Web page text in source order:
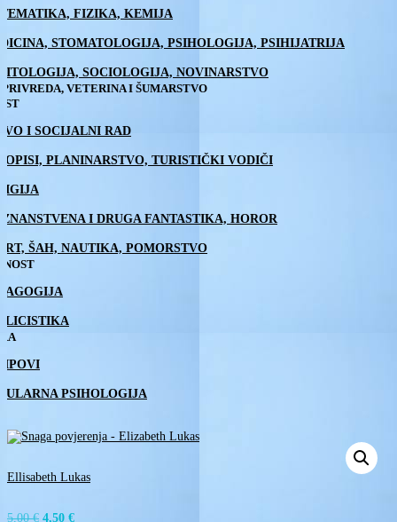
FIZIKA, KEMIJA
STOMATOLOGIJA, PSIHOLOGIJA, PSIHIJATRIJA
SOCIOLOGIJA, NOVINARSTVO
VETERINA I ŠUMARSTVO
I SOCIJALNI RAD
PLANINARSTVO, TURISTIČKI VODIČI
ZNANSTVENA I DRUGA FANTASTIKA, HOROR
ŠAH, NAUTIKA, POMORSTVO
PSIHOLOGIJA
Ellisabeth Lukas
5,00€ Izvorna
4,50 €Trenutna